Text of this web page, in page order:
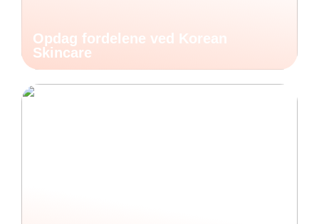
Opdag fordelene ved Korean
Skincare